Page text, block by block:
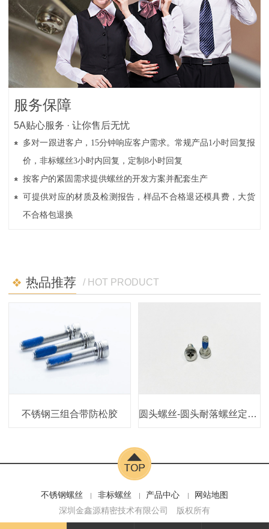
服务保障
5A贴心服务 · 让你售后无忧
多对一跟进客户，15分钟响应客户需求。常规产品1小时回复报
价，非标螺丝3小时内回复，定制8小时回复
按客户的紧固需求提供螺丝的开发方案并配套生产
可提供对应的材质及检测报告，样品不合格退还模具费，大货
不合格包退换
热品推荐 / HOT PRODUCT
不锈钢三组合带防松胶 圆头螺丝-圆头耐落螺丝定制-深圳微丝钉圆头螺丝工厂
不锈钢螺丝 非标螺丝 产品中心
网站地图
深圳金鑫源精密技术有限公司
版权所有